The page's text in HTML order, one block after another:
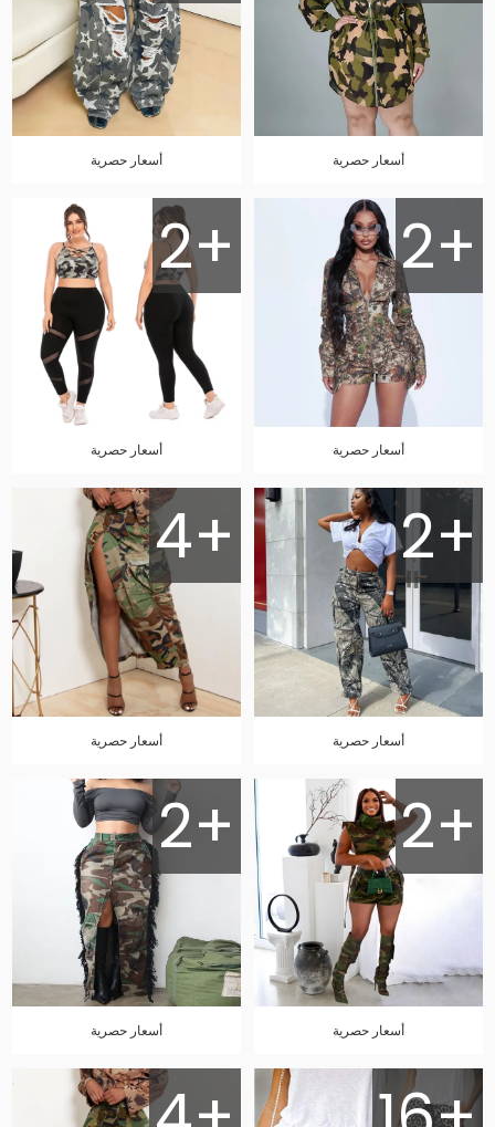
أسعار حصرية أسعار حصرية
2+
أسعار حصرية
2+
أسعار حصرية
2+
أسعار حصرية
4+
أسعار حصرية
2+
أسعار حصرية
2+
أسعار حصرية